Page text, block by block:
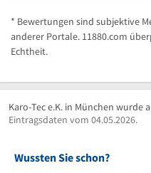
* Bewertungen sind subjektive
anderer Portale. 11880.com
Echtheit.
Karo-Tec e.K. in München wurde
Eintragsdaten vom 04.05.2026.
Wussten Sie schon?